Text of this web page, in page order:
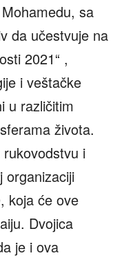
sa
da učestvuje na
2021“ ,
i veštačke
u različitim
života.
i
organizaciji
koja će ove
Dvojica
je i ova